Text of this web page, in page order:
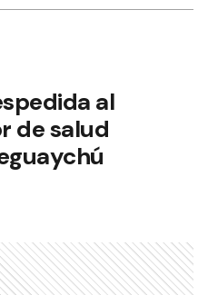
al
de salud